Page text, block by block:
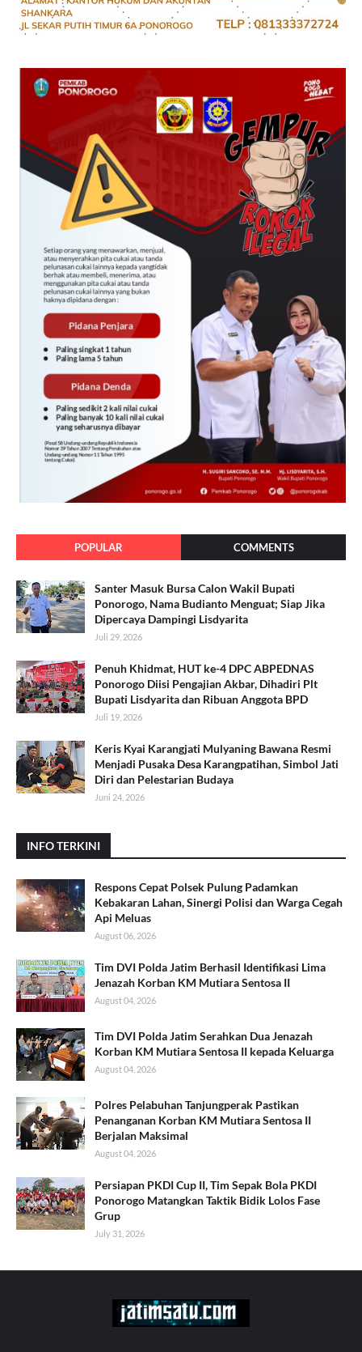
POPULAR COMMENTS
Santer Masuk Bursa Calon Wakil Bupati
Ponorogo, Nama Budianto Menguat; Siap Jika
Dipercaya Dampingi Lisdyarita
Juli 29, 2026
Penuh Khidmat, HUT ke-4 DPC ABPEDNAS
Ponorogo Diisi Pengajian Akbar, Dihadiri Plt
Bupati Lisdyarita dan Ribuan Anggota BPD
Juli 19, 2026
Keris Kyai Karangjati Mulyaning Bawana Resmi
Menjadi Pusaka Desa Karangpatihan, Simbol Jati
Diri dan Pelestarian Budaya
Juni 24, 2026
INFO TERKINI
Respons Cepat Polsek Pulung Padamkan
Kebakaran Lahan, Sinergi Polisi dan Warga Cegah
Api Meluas
August 06, 2026
Tim DVI Polda Jatim Berhasil Identifikasi Lima
Jenazah Korban KM Mutiara Sentosa II
August 04, 2026
Tim DVI Polda Jatim Serahkan Dua Jenazah
Korban KM Mutiara Sentosa II kepada Keluarga
August 04, 2026
Polres Pelabuhan Tanjungperak Pastikan
Penanganan Korban KM Mutiara Sentosa II
Berjalan Maksimal
August 04, 2026
Persiapan PKDI Cup II, Tim Sepak Bola PKDI
Ponorogo Matangkan Taktik Bidik Lolos Fase
Grup
July 31, 2026